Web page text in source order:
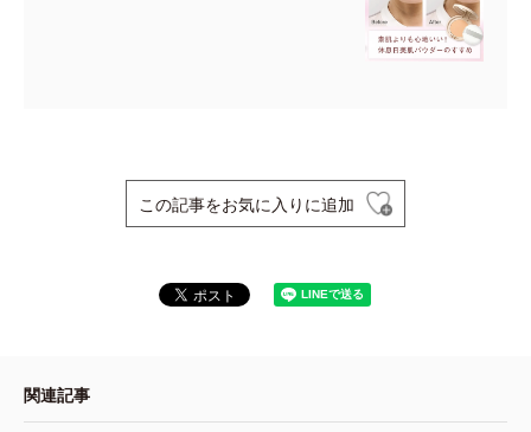
この記事をお気に入りに追加
関連記事